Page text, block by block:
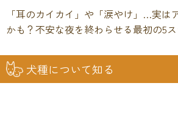
「耳のカイカイ」や「涙やけ」…実は
かも？不安な夜を終わらせる最初の5
犬種について知る